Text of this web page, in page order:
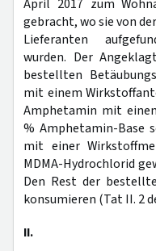
April 2017 zum
gebracht, wo sie von
Lieferanten
wurden. Der
bestellten
mit einem
Amphetamin mit
% Amphetamin-Base
mit einer
MDMA-Hydrochlorid
Den Rest der
konsumieren (Tat II. 2
II.